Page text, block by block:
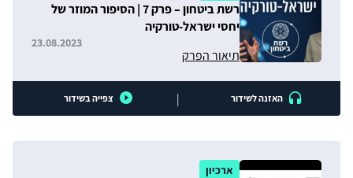
רשת ביטחון – פרק 7 | הסיפור המוזר של
יחסי ישראל-טורקיה
תיאור הפרק
23.08.2023
האזנה לשידור | צפייה בשידור
ארכיון